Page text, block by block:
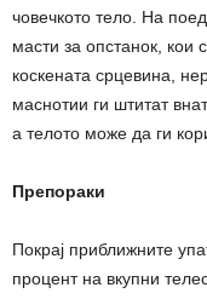
човечкото тело. На
масти за опстанок, кои
коскената срцевина,
маснотии ги штитат
а телото може да ги
Препораки
Покрај приближните
процент на вкупни